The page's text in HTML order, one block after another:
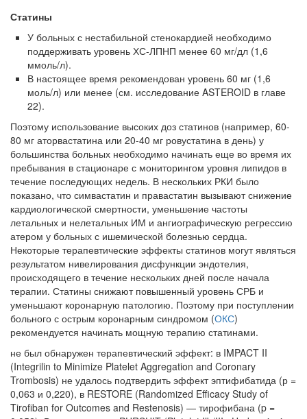
заявила об этом на
встрече с журналистами ведущих...
Местная анестезия развивает кардиотоксичность
надзору в сфере
здравоохранения озвучила
тревожную статистику. Она
касаются увеличения риска
острой кардиотоксичности и
роста сопутствующих
осложнений от...
Закон о праве родителей находиться с детьми в
реанимации внесен в Госдуму
Соответствующий
законопроект внесен в
палату на
рассмотрение. Суть его
заключается в
нахождении одного из
родителей в
больничной палате
бесплатно, в течении всего срока лечения...
Статины
У больных с нестабильной стенокардией необходимо
поддерживать уровень ХС-ЛПНП менее 60 мг/дл (1,6
ммоль/л).
В настоящее время рекомендован уровень 60 мг (1,6
моль/л) или менее (см. исследование ASTEROID в главе
22).
Поэтому использование высоких доз статинов (например, 60-
80 мг аторвастатина или 20-40 мг ровустатина в день) у
большинства больных необходимо начинать еще во время их
пребывания в стационаре с монито­рингом уровня липидов в
течение последующих недель. В нескольких РКИ было
показано, что симвастатин и правастатин вызывают снижение
кардио­логической смертности, уменьшение частоты
летальных и нелетальных ИМ и ангиографическую регрессию
атером у больных с ишемической болезнью сердца.
Некоторые терапевтические эффекты статинов могут являться
ре­зультатом нивелирования дисфункции эндотелия,
происходящего в течение нескольких дней после начала
терапии. Статины снижают повышенный уро­вень СРБ и
уменьшают коронарную патологию. Поэтому при поступлении
больного с острым коронарным синдромом (ОКС)
рекомендуется начинать мощную терапию статинами.
не был обнаружен терапевтический эффект: в IMPACT II
(Integrilin to Min­imize Platelet Aggregation and Coronary
Trombosis) не удалось подтвердить эффект эптифибатида (р =
0,063 и 0,220), в RESTORE (Randomized Efficacy Study of
Tirofiban for Outcomes and Restenosis) — тирофибана (p =